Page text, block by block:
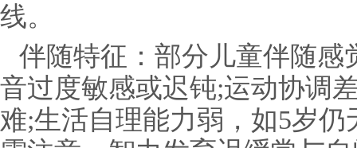
线。
伴随特征：部分儿童伴随
音过度敏感或迟钝;运动协调
难;生活自理能力弱，如5岁